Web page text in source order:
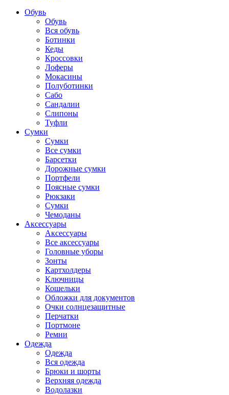
Обувь
Обувь
Вся обувь
Ботинки
Кеды
Кроссовки
Лоферы
Мокасины
Полуботинки
Сабо
Сандалии
Слипоны
Туфли
Сумки
Сумки
Все сумки
Барсетки
Дорожные сумки
Портфели
Поясные сумки
Рюкзаки
Сумки
Чемоданы
Аксессуары
Аксессуары
Все аксессуары
Головные уборы
Зонты
Картхолдеры
Ключницы
Кошельки
Обложки для документов
Очки солнцезащитные
Перчатки
Портмоне
Ремни
Одежда
Одежда
Вся одежда
Брюки и шорты
Верхняя одежда
Водолазки